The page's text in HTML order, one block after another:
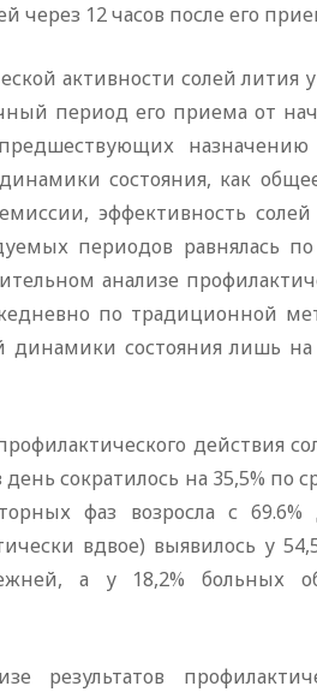
через 12 часов после его
активности солей
период его приема от
состояния, как
эффективность
периодов равнялась
анализе
по традиционной
динамики состояния лишь
действия
сократилось на 35,5%
фаз возросла с
вдвое) выявилось у
а у 18,2% больных
результатов